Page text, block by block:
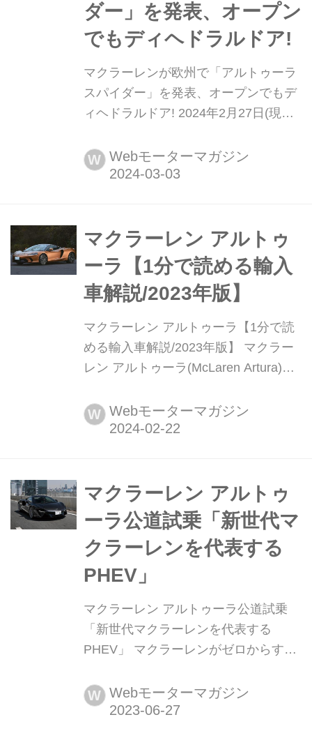
ダー」を発表、オープン
でもディヘドラルドア!
マクラーレンが欧州で「アルトゥーラ
スパイダー」を発表、オープンでもデ
ィヘドラルドア! 2024年2月27日(現地
ブは「アルトゥーラ」のオープントッ
プバージョンとなる「アルトゥーラ ス
加とともに、2025年モデルとしてアル
トゥーラにも改良が加えられた。アル
トゥー...
W Webモーターマガジン
マクラーレン アルトゥ
ーラ【1分で読める輸入
車解説/2023年版】
マクラーレン アルトゥーラ【1分で読
める輸入車解説/2023年版】 マクラー
レン アルトゥーラ(McLaren Artura)現
格:3070万円
W Webモーターマガジン
マクラーレン アルトゥ
ーラ公道試乗「新世代マ
クラーレンを代表する
PHEV」
マクラーレン アルトゥーラ公道試乗
「新世代マクラーレンを代表する
PHEV」 マクラーレンがゼロからすべ
ろが多い。今回は、都心を中心に、高
速道路や一般道でその実力をテストし
W Webモーターマガジン